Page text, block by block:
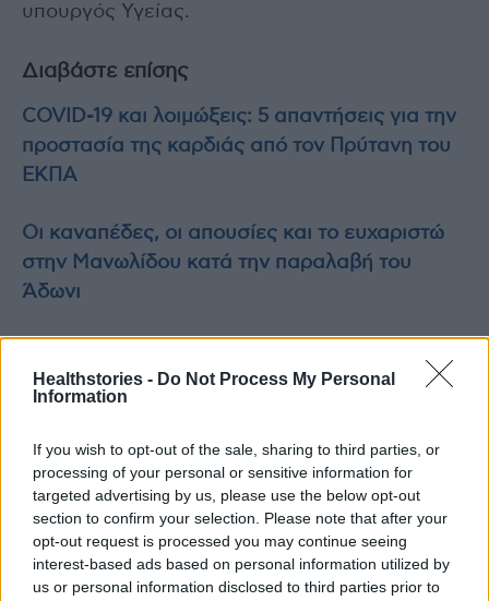
Healthstories - Do Not Process My Personal
Information
If you wish to opt-out of the sale, sharing to third parties, or
processing of your personal or sensitive information for
targeted advertising by us, please use the below opt-out
section to confirm your selection. Please note that after your
opt-out request is processed you may continue seeing
interest-based ads based on personal information utilized by
us or personal information disclosed to third parties prior to
υπουργός Υγείας.
Διαβάστε επίσης
COVID-19 και λοιμώξεις: 5 απαντήσεις για την
προστασία της καρδιάς από τον Πρύτανη του
ΕΚΠΑ
Οι καναπέδες, οι απουσίες και το ευχαριστώ
στην Μανωλίδου κατά την παραλαβή του
Άδωνι
TAGS Άδωνις Γεωργιάδης